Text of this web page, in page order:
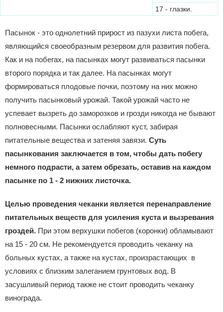
17 - глазки.
Пасынок - это однолетний прирост из пазухи листа побега,
являющийся своеобразным резервом для развития побега.
Как и на побегах, на пасынках могут развиваться пасынки
второго порядка и так далее. На пасынках могут
формироваться плодовые почки, поэтому на них можно
получить пасынковый урожай. Такой урожай часто не
успевает вызреть до заморозков и грозди никогда не бывают
полновесными. Пасынки ослабляют куст, забирая
питательные вещества и затеняя завязи. Суть
пасынкования заключается в том, чтобы дать побегу
немного подрасти, а затем обрезать, оставив на каждом
пасынке по 1 - 2 нижних листочка.
Целью проведения чеканки является перенаправление
питательных веществ для усиления куста и вызревания
гроздей. При этом верхушки побегов (коронки) обламывают
на 15 - 20 см. Не рекомендуется проводить чеканку на
больных кустах, а также на кустах, произрастающих в
условиях с близким залеганием грунтовых вод. В
засушливый период также не стоит проводить чеканку
винограда.